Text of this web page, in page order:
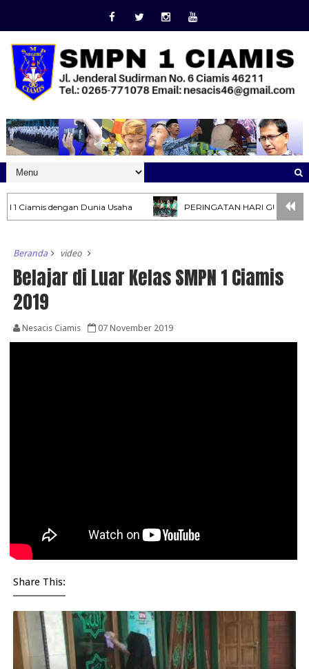
dengan Dunia Usaha PERINGATAN HARI GURU TAHUN
Beranda video
Belajar di Luar Kelas SMPN 1 Ciamis
2019
Nesacis Ciamis 07 November 2019
Share This: